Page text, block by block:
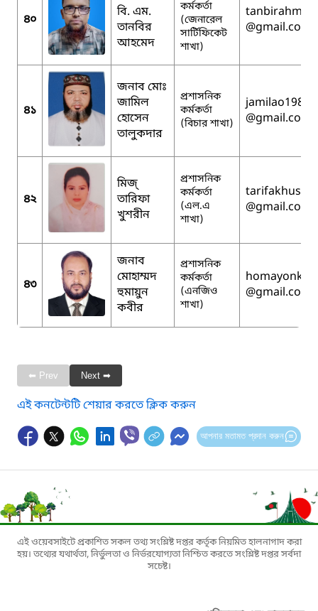
৪০
বি. এম.
তানবির
আহমেদ
কর্মকর্তা
(জেনারেল
সার্টিফিকেট
শাখা)
@gmail.com
৪১
জনাব মোঃ
জামিল
হোসেন
তালুকদার
প্রশাসনিক
কর্মকর্তা
(বিচার শাখা)
jamilao1983
@gmail.com
৪২
মিজ্
তারিফা
খুশরীন
প্রশাসনিক
কর্মকর্তা
(এল.এ
শাখা)
@gmail.com
৪৩
জনাব
মোহাম্মদ
হুমায়ুন
কবীর
প্রশাসনিক
কর্মকর্তা
(এনজিও
শাখা)
@gmail.com
⬅ Prev Next ➡
এই কনটেন্টটি শেয়ার করতে ক্লিক করুন
আপনার মতামত প্রদান করুন
এই ওয়েবসাইটে প্রকাশিত সকল তথ্য সংশ্লিষ্ট দপ্তর কর্তৃক নিয়মিত হালনাগাদ করা
হয়। তথ্যের যথার্থতা, নির্ভুলতা ও নির্ভরযোগ্যতা নিশ্চিত করতে সংশ্লিষ্ট দপ্তর সর্বদা
সচেষ্ট।